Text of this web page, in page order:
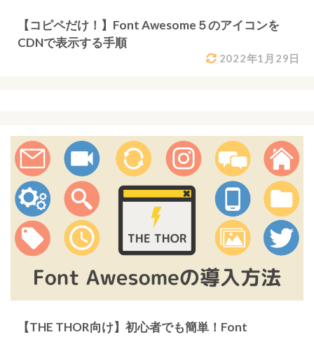
2022年1月29日
【コピペだけ！】Font Awesome５のアイコンを
CDNで表示する手順
【THE THOR向け】初心者でも簡単！Font